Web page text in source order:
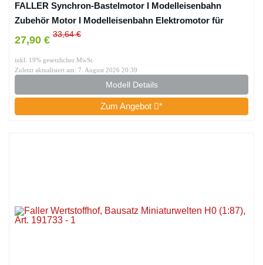
FALLER Synchron-Bastelmotor I Modelleisenbahn
Zubehör Motor I Modelleisenbahn Elektromotor für
Spurweite H0, TT, N I 12-16 V I Universell einsetzbar
27,90 € 33,64 €
inkl. 19% gesetzlicher MwSt.
Zuletzt aktualisiert am: 7. August 2026 20:39
Modell Details
Zum Angebot *